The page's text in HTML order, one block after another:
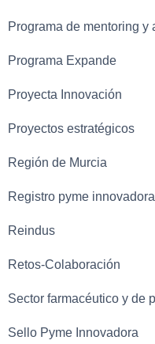
Programa de mentoring
Programa Expande
Proyecta Innovación
Proyectos estratégicos
Región de Murcia
Registro pyme innovadora
Reindus
Retos-Colaboración
Sector farmacéutico y de
Sello Pyme Innovadora